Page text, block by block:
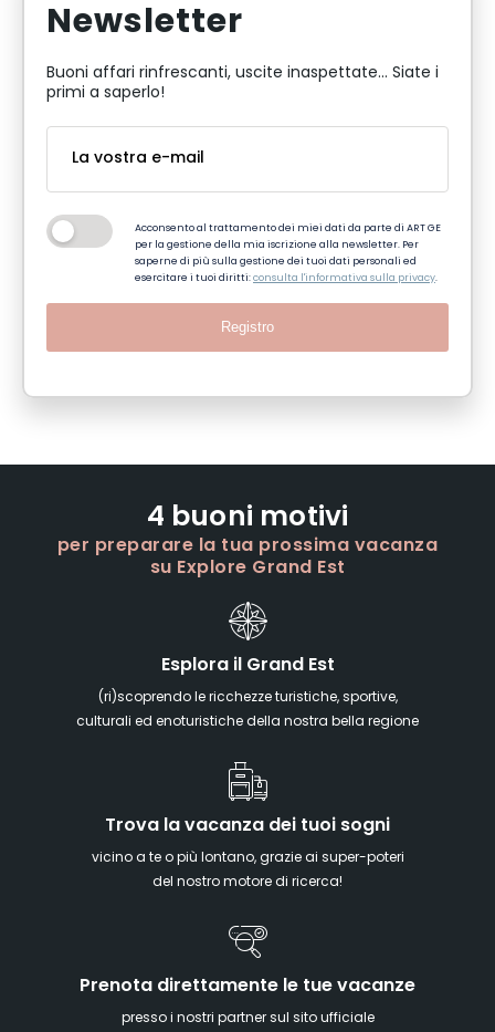
Newsletter
Buoni affari rinfrescanti, uscite inaspettate... Siate i
primi a saperlo!
Acconsento al trattamento dei miei dati da parte di ART GE
per la gestione della mia iscrizione alla newsletter. Per
saperne di più sulla gestione dei tuoi dati personali ed
esercitare i tuoi diritti:consulta l'informativa sulla privacy.
Registro
4 buoni motivi
per preparare la tua prossima vacanza
su Explore Grand Est
Esplora il Grand Est
(ri)scoprendo le ricchezze turistiche, sportive,
culturali ed enoturistiche della nostra bella regione
Trova la vacanza dei tuoi sogni
vicino a te o più lontano, grazie ai super-poteri
del nostro motore di ricerca!
Prenota direttamente le tue vacanze
presso i nostri partner sul sito ufficiale